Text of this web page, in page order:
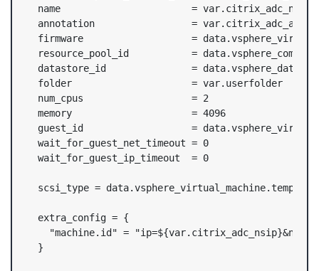
  name                       = var.citrix_adc_name
  annotation                 = var.citrix_adc_anno
firmware                   =
resource_pool_id           =
datastore_id               =
  folder                     = var.userfolder
  num_cpus                   = 2
  memory                     = 4096
guest_id                   =
  wait_for_guest_net_timeout = 0
  wait_for_guest_ip_timeout  = 0
scsi_type =
  extra_config = {
"machine.id" =
  }